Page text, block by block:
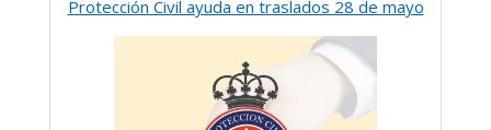
Protección Civil ayuda en traslados 28 de mayo